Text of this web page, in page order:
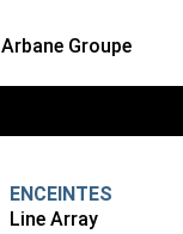
Arbane Groupe
ENCEINTES
Line Array